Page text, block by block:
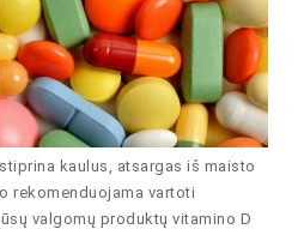
kaulus, atsargas iš maisto
rekomenduojama vartoti
valgomų produktų vitamino D